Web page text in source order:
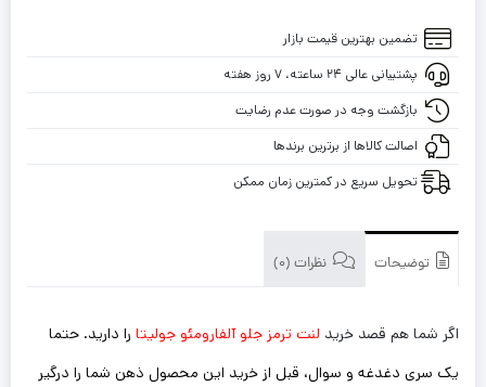
جلو
جولیتا
با
گارانتی
تضمین بهترین قیمت بازار
پشتیبانی عالی ۲۴ ساعته، ۷ روز هفته
بازگشت وجه در صورت عدم رضایت
اصالت کالاها از برترین برندها
تحویل سریع در کمترین زمان ممکن
توضیحات نظرات (0)
اگر شما هم قصد خرید لنت ترمز جلو آلفارومئو جولیتا را دارید. حتما
یک سری دغدغه و سوال، قبل از خرید این محصول ذهن شما را درگیر